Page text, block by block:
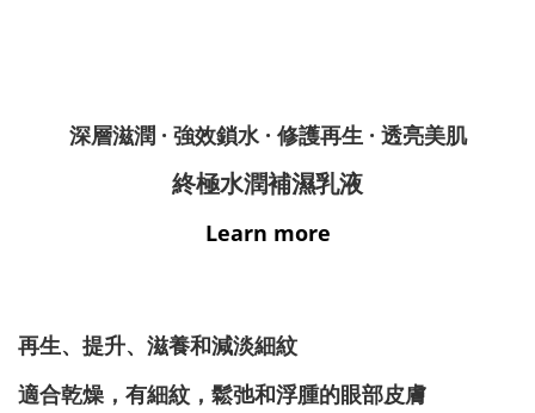
深層滋潤 · 強效鎖水 · 修護再生 · 透亮美肌
終極水潤補濕乳液
Learn more
再生、提升、滋養和減淡細紋
適合乾燥，有細紋，鬆弛和浮腫的眼部皮膚